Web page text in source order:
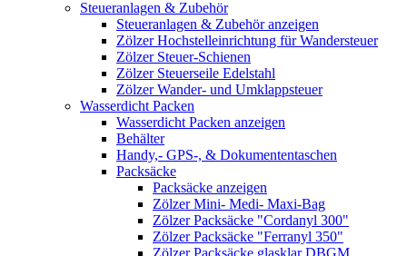
Steueranlagen & Zubehör
Steueranlagen & Zubehör anzeigen
Zölzer Hochstelleinrichtung für Wandersteuer
Zölzer Steuer-Schienen
Zölzer Steuerseile Edelstahl
Zölzer Wander- und Umklappsteuer
Wasserdicht Packen
Wasserdicht Packen anzeigen
Behälter
Handy,- GPS-, & Dokumententaschen
Packsäcke
Packsäcke anzeigen
Zölzer Mini- Medi- Maxi-Bag
Zölzer Packsäcke "Cordanyl 300"
Zölzer Packsäcke "Ferranyl 350"
Zölzer Packsäcke glasklar DBGM